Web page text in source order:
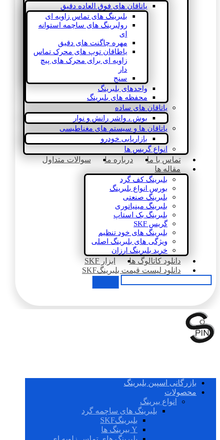
یاتاقان های فوق العاده دقیق
بلبرینگ های تماس زاویه ای
رولبرینگ های ساچمه استوانه
ای
مهره چاگنت های دقیق
یاطاقان توپ های محرک تماس
زاویه ای برای محرک های پیچ
دار
سنج
واحدهای بلبرینگ
محفظه های بلبرینگ
یاتاقان های ساده
بوش ، واشر رانش و نوار
یاتاقان ها و سیستم های مغناطیسی
بازاریابی خودرو
انواع گریس ها
تماس با ما درباره ما
سوالات متداول
مقاله ها
بلبرینگ کف گرد
بورس انواع بلبرینگ
بلبرینگ صنعتی
بلبرینگ مینیاتوری
بلبرینگ بک استاپ
گریس SKF
بلبرینگ های خود تنظیم
ویژگی های بلبرینگ اصلی
خرید بلبرینگ ارزان
دانلود کاتالوگ ها
ابزار SKF
دانلود لیست قیمت بلبرینگSKF
بازرگانی اسپین بلبرینگ
محصولات
انواع بیرینگ
بلبرینگ های ساچمه گرد
بلبرینگSKF
Y بیرینگ ها